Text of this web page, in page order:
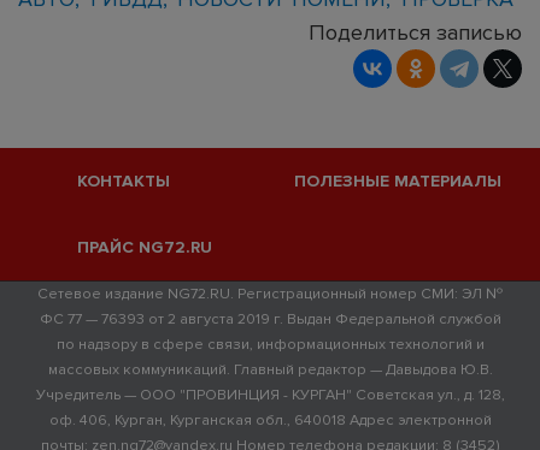
Поделиться записью
КОНТАКТЫ ПОЛЕЗНЫЕ МАТЕРИАЛЫ
ПРАЙС NG72.RU
Сетевое издание NG72.RU. Регистрационный номер СМИ: ЭЛ №
ФС 77 — 76393 от 2 августа 2019 г. Выдан Федеральной службой
по надзору в сфере связи, информационных технологий и
массовых коммуникаций. Главный редактор — Давыдова Ю.В.
Учредитель — ООО "ПРОВИНЦИЯ - КУРГАН" Советская ул., д. 128,
оф. 406, Курган, Курганская обл., 640018 Адрес электронной
почты: zen.ng72@yandex.ru Номер телефона редакции: 8 (3452)